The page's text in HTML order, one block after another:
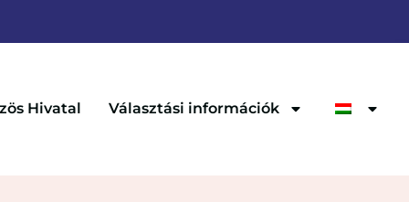
Hivatal Választási információk